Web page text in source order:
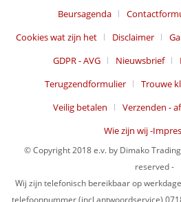
Beursagenda
Cookies wat zijn het
Disclaimer
GDPR - AVG
Nieuwsbrief
Terugzendformulier
Trouwe
Veilig betalen
Verzenden -
Wie zijn wij -
© Copyright 2018 e.v. by Dimako
reserved -
Wij zijn telefonisch bereikbaar op
telefoonnummer (incl antwoordservice)